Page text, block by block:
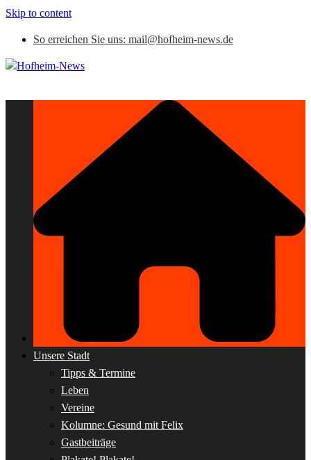
Skip to content
So erreichen Sie uns: mail@hofheim-news.de
Unsere Stadt
Tipps & Termine
Leben
Vereine
Kolumne: Gesund mit Felix
Gastbeiträge